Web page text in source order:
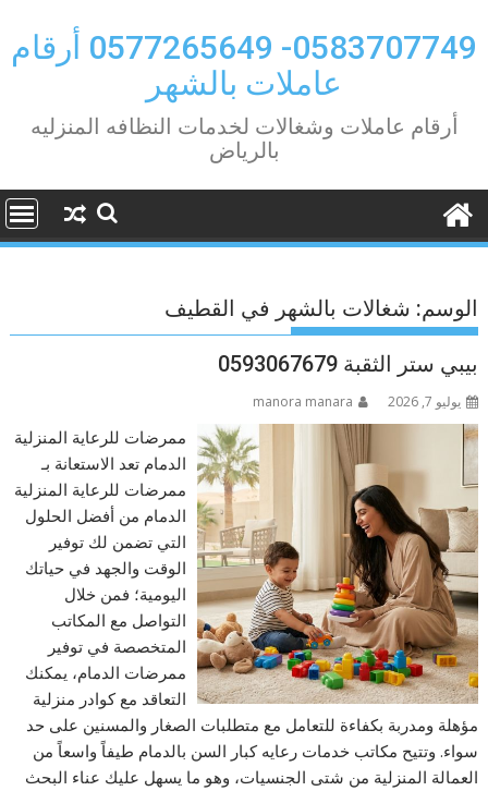
to
content
0583707749- 0577265649 أرقام
عاملات بالشهر
أرقام عاملات وشغالات لخدمات النظافه المنزليه
بالرياض
الوسم: شغالات بالشهر في القطيف
بيبي ستر الثقبة 0593067679
يوليو 7, 2026 manora manara
ممرضات للرعاية المنزلية
الدمام تعد الاستعانة بـ
ممرضات للرعاية المنزلية
الدمام من أفضل الحلول
التي تضمن لك توفير
الوقت والجهد في حياتك
اليومية؛ فمن خلال
التواصل مع المكاتب
المتخصصة في توفير
ممرضات الدمام، يمكنك
التعاقد مع كوادر منزلية
مؤهلة ومدربة بكفاءة للتعامل مع متطلبات الصغار والمسنين على حد
سواء. وتتيح مكاتب خدمات رعايه كبار السن بالدمام طيفاً واسعاً من
العمالة المنزلية من شتى الجنسيات، وهو ما يسهل عليك عناء البحث